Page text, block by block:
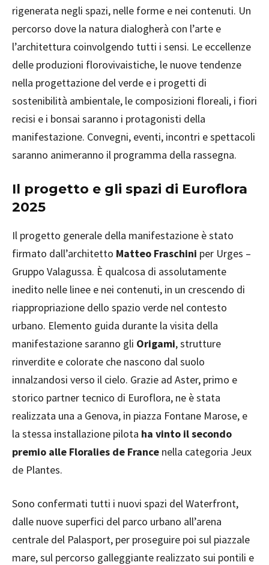
rigenerata negli spazi, nelle forme e nei contenuti. Un
percorso dove la natura dialogherà con l’arte e
l’architettura coinvolgendo tutti i sensi. Le eccellenze
delle produzioni florovivaistiche, le nuove tendenze
nella progettazione del verde e i progetti di
sostenibilità ambientale, le composizioni floreali, i fiori
recisi e i bonsai saranno i protagonisti della
manifestazione. Convegni, eventi, incontri e spettacoli
saranno animeranno il programma della rassegna.
Il progetto e gli spazi di Euroflora
2025
Il progetto generale della manifestazione è stato
firmato dall’architetto Matteo Fraschini per Urges –
Gruppo Valagussa. È qualcosa di assolutamente
inedito nelle linee e nei contenuti, in un crescendo di
riappropriazione dello spazio verde nel contesto
urbano. Elemento guida durante la visita della
manifestazione saranno gli Origami, strutture
rinverdite e colorate che nascono dal suolo
innalzandosi verso il cielo. Grazie ad Aster, primo e
storico partner tecnico di Euroflora, ne è stata
realizzata una a Genova, in piazza Fontane Marose, e
la stessa installazione pilota ha vinto il secondo
premio alle Floralies de France nella categoria Jeux
de Plantes.
Sono confermati tutti i nuovi spazi del Waterfront,
dalle nuove superfici del parco urbano all’arena
centrale del Palasport, per proseguire poi sul piazzale
mare, sul percorso galleggiante realizzato sui pontili e